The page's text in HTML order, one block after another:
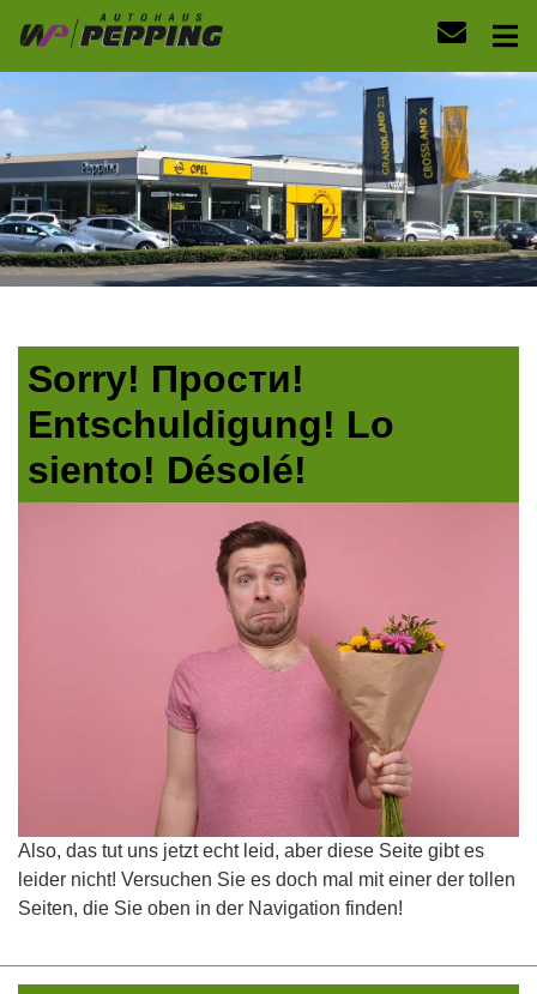
Sorry! Прости!
Entschuldigung! Lo
siento! Désolé!
Also, das tut uns jetzt echt leid, aber diese Seite gibt es
leider nicht! Versuchen Sie es doch mal mit einer der tollen
Seiten, die Sie oben in der Navigation finden!